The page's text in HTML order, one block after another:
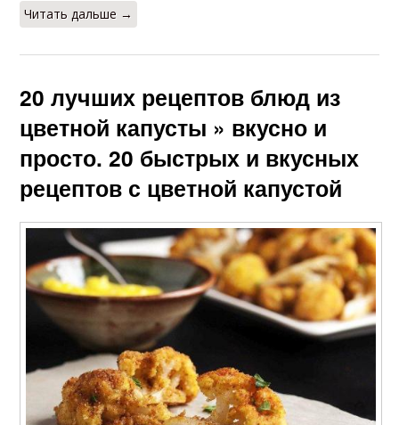
Читать дальше →
20 лучших рецептов блюд из
цветной капусты » вкусно и
просто. 20 быстрых и вкусных
рецептов с цветной капустой